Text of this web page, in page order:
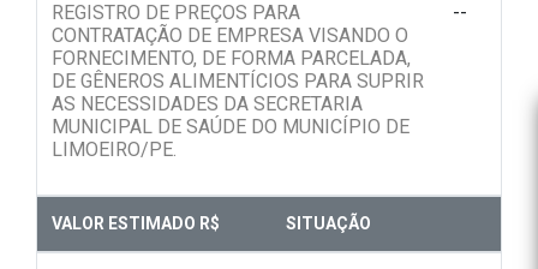
REGISTRO DE PREÇOS PARA
CONTRATAÇÃO DE EMPRESA VISANDO O
FORNECIMENTO, DE FORMA PARCELADA,
DE GÊNEROS ALIMENTÍCIOS PARA SUPRIR
AS NECESSIDADES DA SECRETARIA
MUNICIPAL DE SAÚDE DO MUNICÍPIO DE
LIMOEIRO/PE.
--
VALOR ESTIMADO R$ SITUAÇÃO